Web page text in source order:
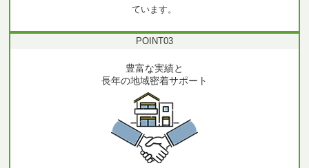
ています。
POINT03
豊富な実績と
長年の地域密着サポート